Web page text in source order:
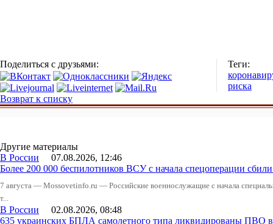
Поделиться с друзьями:
Теги:
риска
Возврат к списку
Другие материалы
В России 07.08.2026, 12:46
Более 200 000 беспилотников ВСУ с начала спецоперации
7 августа — Mossovetinfo.ru — Российские военнослужащие с начала
т...
В России 02.08.2026, 08:48
635 украинских БПЛА самолетного типа ликвидированы ПВО